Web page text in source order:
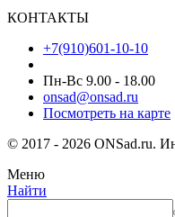
КОНТАКТЫ
+7(910)601-10-10
Пн-Вс 9.00 - 18.00
onsad@onsad.ru
Посмотреть на карте
© 2017 - 2026 ONSad.ru.
Меню
Найти